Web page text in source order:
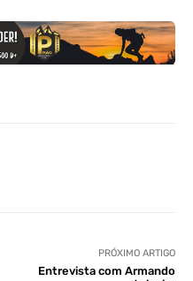
PRÓXIMO ARTIGO
Entrevista com Armando